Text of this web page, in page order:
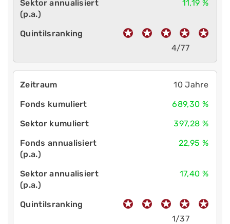
11,19 %
4/77
10 Jahre
689,30 %
397,28 %
22,95 %
17,40 %
1/37